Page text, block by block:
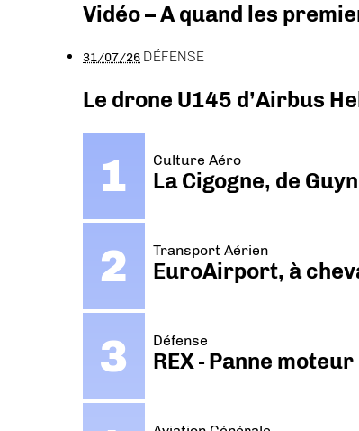
Vidéo – A quand les
31/07/26 DÉFENSE
Le drone U145 d’Airbus
Culture Aéro
La Cigogne, de
Transport Aérien
EuroAirport, à
Défense
REX - Panne